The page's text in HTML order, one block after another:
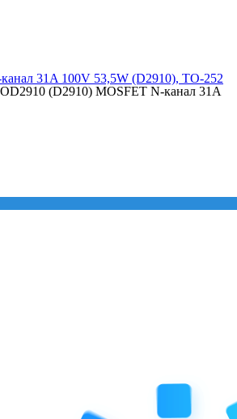
31A 100V 53,5W (D2910), TO-252
(D2910) MOSFET N-канал 31A